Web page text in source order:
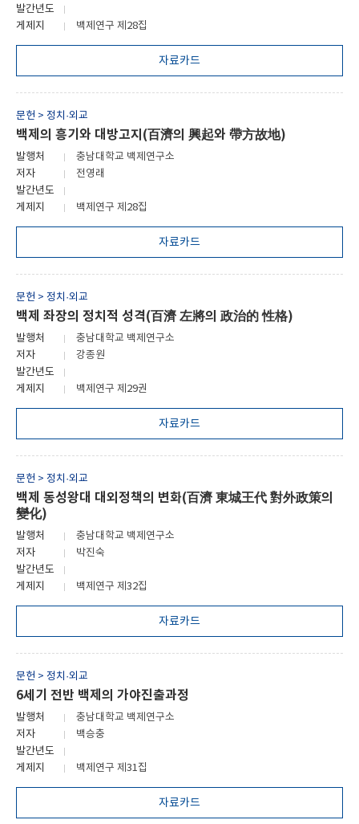
발간년도
게제지
백제연구 제28집
자료카드
문헌 > 정치·외교
백제의 흥기와 대방고지(百濟의 興起와 帶方故地)
발행처
충남대학교 백제연구소
저자
전영래
발간년도
게제지
백제연구 제28집
자료카드
문헌 > 정치·외교
백제 좌장의 정치적 성격(百濟 左將의 政治的 性格)
발행처
충남대학교 백제연구소
저자
강종원
발간년도
게제지
백제연구 제29권
자료카드
문헌 > 정치·외교
백제 동성왕대 대외정책의 변화(百濟 東城王代 對外政策의
變化)
발행처
충남대학교 백제연구소
저자
박진숙
발간년도
게제지
백제연구 제32집
자료카드
문헌 > 정치·외교
6세기 전반 백제의 가야진출과정
발행처
충남대학교 백제연구소
저자
백승충
발간년도
게제지
백제연구 제31집
자료카드